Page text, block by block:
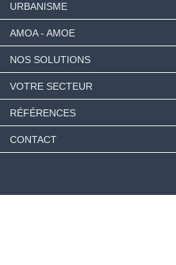
URBANISME
AMOA - AMOE
NOS SOLUTIONS
VOTRE SECTEUR
RÉFÉRENCES
CONTACT